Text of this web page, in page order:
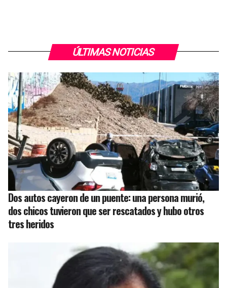
ÚLTIMAS NOTICIAS
Dos autos cayeron de un puente: una persona murió,
dos chicos tuvieron que ser rescatados y hubo otros
tres heridos